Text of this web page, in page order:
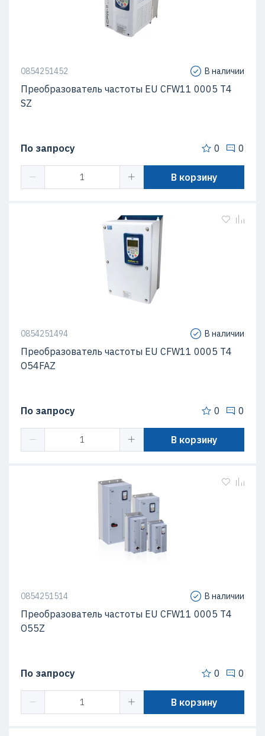
0854251452 В наличии
Преобразователь частоты EU CFW11 0005 T4
SZ
По запросу 0 0
В корзину
0854251494 В наличии
Преобразователь частоты EU CFW11 0005 T4
O54FAZ
По запросу 0 0
В корзину
0854251514 В наличии
Преобразователь частоты EU CFW11 0005 T4
O55Z
По запросу 0 0
В корзину